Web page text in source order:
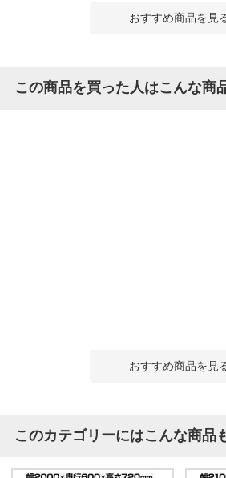
おすすめ商品を見
この商品を買った人はこんな商
おすすめ商品を見
このカテゴリーにはこんな商品